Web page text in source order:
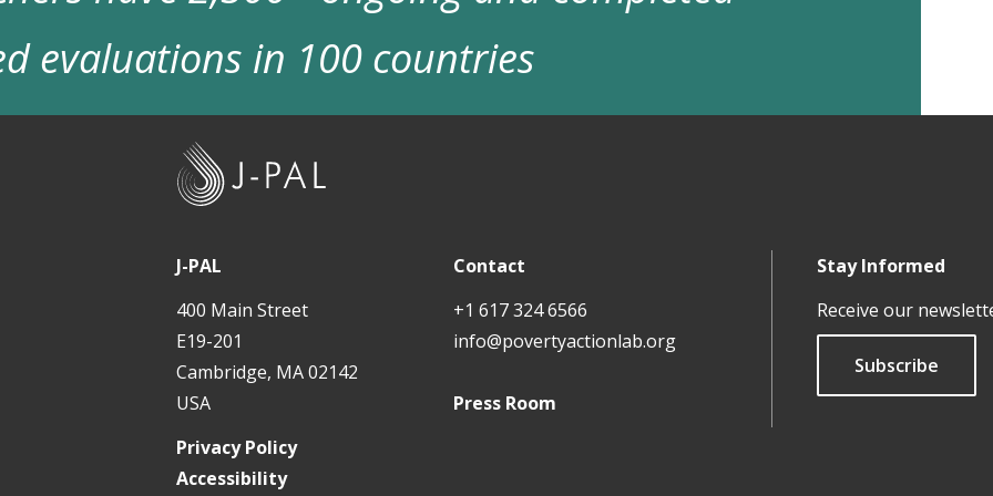
evaluations in 100 countries
J-PAL
400 Main Street
E19-201
Cambridge, MA 02142
USA
Contact
+1 617 324 6566
info@povertyactionlab.org
Press Room
Stay Informed
Receive our
Subscribe
Privacy Policy
Accessibility